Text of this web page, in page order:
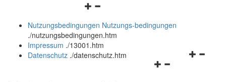
Navigationsmenü
und
schließen
Nutzungsbedingungen Nutzungs-bedingungen
./nutzungsbedingungen.htm
Impressum ./13001.htm
Navigationsmenü
Datenschutz ./datenschutz.htm